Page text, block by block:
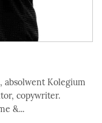
absolwent Kolegium
copywriter.
&...